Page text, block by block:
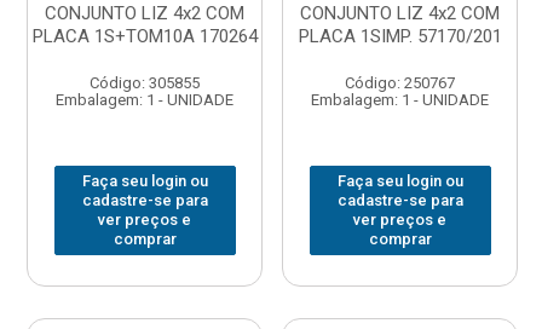
CONJUNTO LIZ 4x2 COM
PLACA 1S+TOM10A 170264
Código: 305855
Embalagem: 1 - UNIDADE
Faça seu login ou
cadastre-se para
ver preços e
comprar
CONJUNTO LIZ 4x2 COM
PLACA 1SIMP. 57170/201
Código: 250767
Embalagem: 1 - UNIDADE
Faça seu login ou
cadastre-se para
ver preços e
comprar